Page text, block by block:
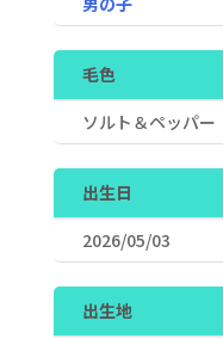
毛色
ソルト＆ペッパー
出生日
2026/05/03
出生地